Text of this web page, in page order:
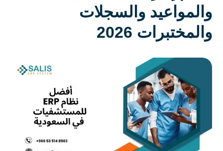
والمواعيد والسجلات
والمختبرات 2026